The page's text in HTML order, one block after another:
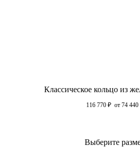
Классическое кольцо из
116 770 ₽ от 74 440
Выберите